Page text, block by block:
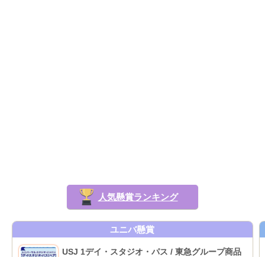
人気懸賞ランキング
ユニバ懸賞
USJ 1デイ・スタジオ・パス / 東急グループ商品